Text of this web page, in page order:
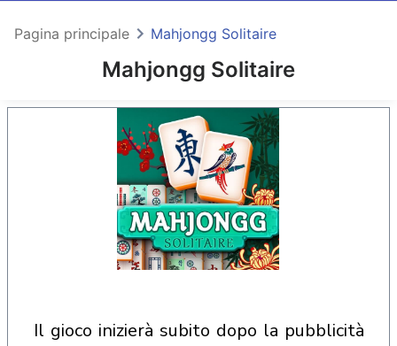
Mahjongg Solitaire
Pagina principale Mahjongg Solitaire
il gioco inizierà subito dopo la pubblicità